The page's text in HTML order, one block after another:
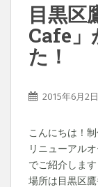
目黒区
Cafe」
た！
2015年6月2日
こんにちは！制
リニューアル
でご紹介します
場所は目黒区